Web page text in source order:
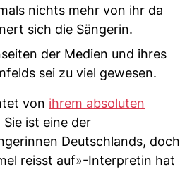
nichts mehr von ihr da
sich die Sängerin.
der Medien und ihres
sei zu viel gewesen.
von ihrem absoluten
Sie ist eine der
Deutschlands, doch
reisst auf»-Interpretin hat